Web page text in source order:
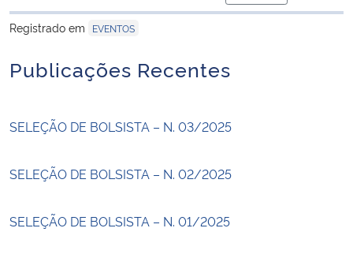
para área de
Registrado em
EVENTOS
Publicações Recentes
SELEÇÃO DE BOLSISTA – N. 03/2025
SELEÇÃO DE BOLSISTA – N. 02/2025
SELEÇÃO DE BOLSISTA – N. 01/2025